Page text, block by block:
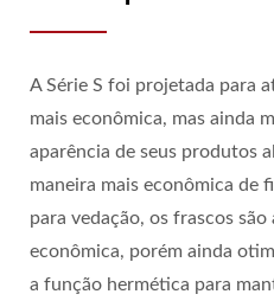
A Série S foi projetada para
mais econômica, mas ainda
aparência de seus produtos
maneira mais econômica de
para vedação, os frascos são
econômica, porém ainda
a função hermética para